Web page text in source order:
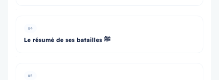
#4
Le résumé de ses batailles ﷺ
#5